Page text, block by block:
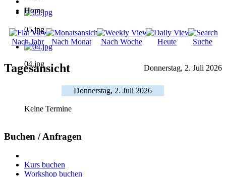
05.jpg
04.jpg
Home
Nach Jahr Nach Monat Nach Woche Heute Suche
Tagesansicht Donnerstag, 2. Juli 2026
Donnerstag, 2. Juli 2026
Keine Termine
Buchen / Anfragen
Kurs buchen
Workshop buchen